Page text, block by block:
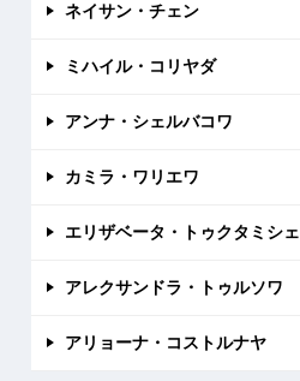
ネイサン・チェン
ミハイル・コリヤダ
アンナ・シェルバコワ
カミラ・ワリエワ
エリザベータ・トゥクタミシェ
アレクサンドラ・トゥルソワ
アリョーナ・コストルナヤ